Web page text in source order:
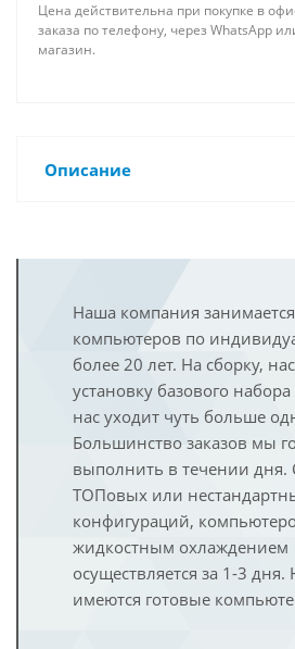
Цена действительна при покупке в
заказа по телефону, через WhatsApp
магазин.
Описание
Наша компания
компьютеров по
более 20 лет. На сборку,
установку базового
нас уходит чуть больше
Большинство заказов мы
выполнить в течении дня.
ТОПовых или
конфигураций,
жидкостным охлаждением
осуществляется за 1-3 дня.
имеются готовые